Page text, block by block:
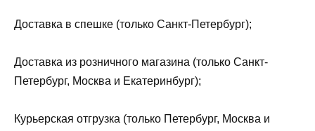
Доставка в спешке (только Санкт-Петербург);
Доставка из розничного магазина (только Санкт-
Петербург, Москва и Екатеринбург);
Курьерская отгрузка (только Петербург, Москва и